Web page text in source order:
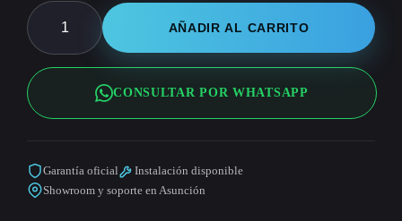
Interruptor
WiFi
Táctil
1G
Negro
AÑADIR AL CARRITO
CONSULTAR POR WHATSAPP
Garantía oficial
Instalación disponible
Showroom y soporte en Asunción